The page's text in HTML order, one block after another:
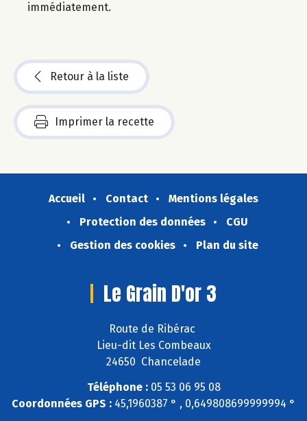
immédiatement.
Retour à la liste
Imprimer la recette
Accueil Contact
Mentions légales
Protection des données
CGU
Gestion des cookies
Plan du site
Le Grain D'or 3
Route de Ribérac
Lieu-dit Les Combeaux
24650 Chancelade
Téléphone :05 53 06 95 08
Coordonnées GPS : 45,1960387 ° , 0,649808699999994 °